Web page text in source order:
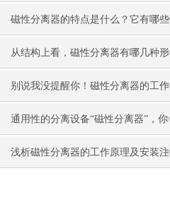
事项
磁性分离器的特点是什么？它有哪些
应用范围？
从结构上看，磁性分离器有哪几种形
式？
别说我没提醒你！磁性分离器的工作
原理真的可以了解下
通用性的分离设备“磁性分离器”，你
了解多少？
浅析磁性分离器的工作原理及安装注